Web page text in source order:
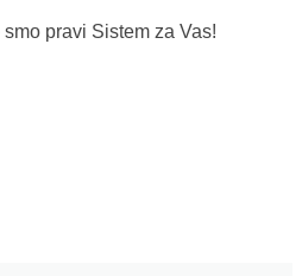
pravi Sistem za Vas!